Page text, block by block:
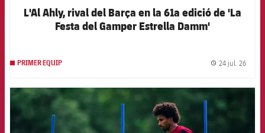
L'Al Ahly, rival del Barça en la 61a edició de 'La
Festa del Gamper Estrella Damm'
PRIMER EQUIP 24 jul. 26
FCB Barcelona badge